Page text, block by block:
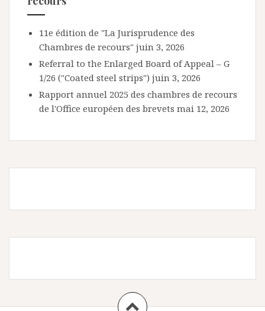
11e édition de "La Jurisprudence des
Chambres de recours" juin 3, 2026
Referral to the Enlarged Board of Appeal – G
1/26 ("Coated steel strips") juin 3, 2026
Rapport annuel 2025 des chambres de recours
de l'Office européen des brevets mai 12, 2026